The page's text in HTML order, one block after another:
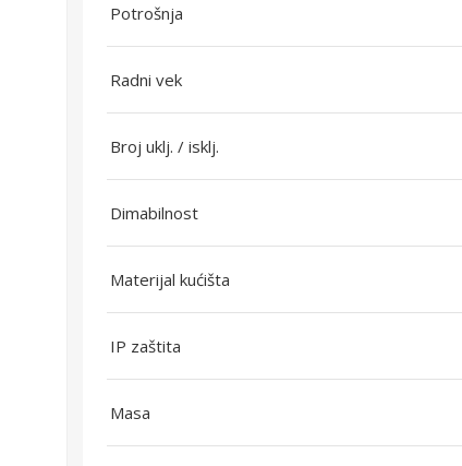
Potrošnja
Radni vek
Broj uklj. / isklj.
Dimabilnost
Materijal kućišta
IP zaštita
Masa